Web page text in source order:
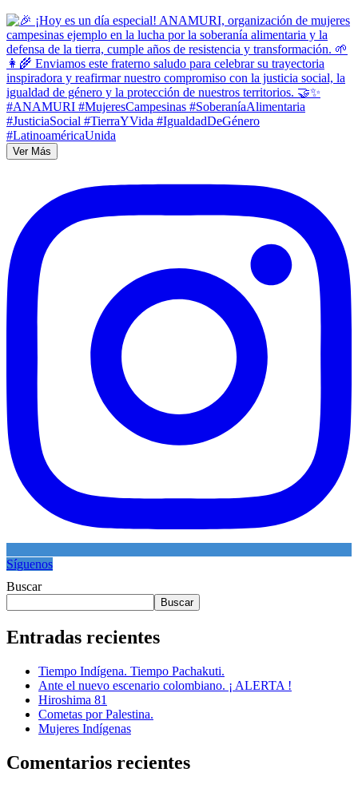
Ver Más
Síguenos
Buscar
Buscar
Entradas recientes
Tiempo Indígena. Tiempo Pachakuti.
Ante el nuevo escenario colombiano. ¡ ALERTA !
Hiroshima 81
Cometas por Palestina.
Mujeres Indígenas
Comentarios recientes